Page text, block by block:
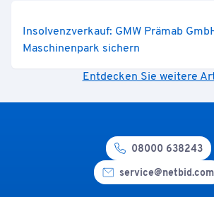
Insolvenzverkauf: GMW Prämab
Maschinenpark sichern
Entdecken Sie weitere
08000 638243
service@netbid.com